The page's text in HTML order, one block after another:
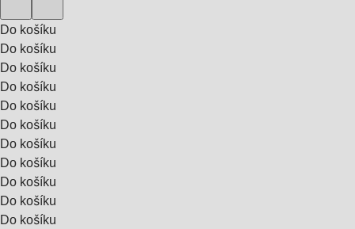
Do košíku
Do košíku
Do košíku
Do košíku
Do košíku
Do košíku
Do košíku
Do košíku
Do košíku
Do košíku
Do košíku